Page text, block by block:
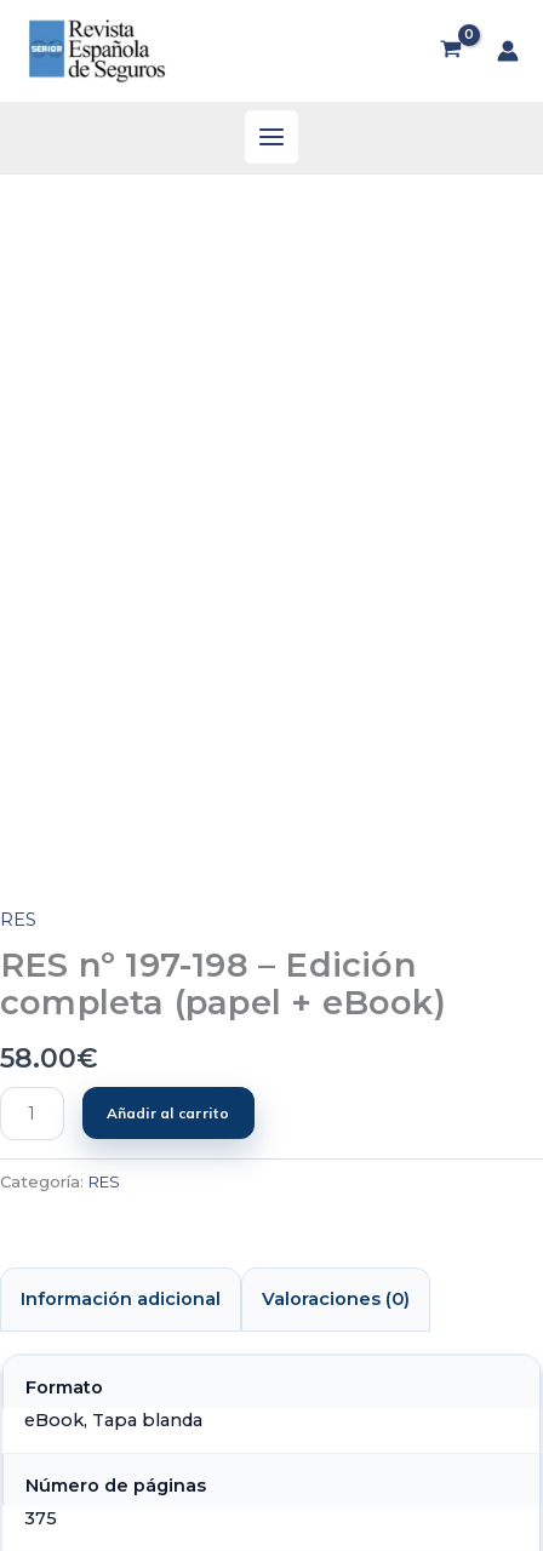
RES
RES nº 197-198 – Edición
completa (papel + eBook)
58.00€
Añadir al carrito
Categoría: RES
Información adicional Valoraciones (0)
Formato
eBook, Tapa blanda
Número de páginas
375